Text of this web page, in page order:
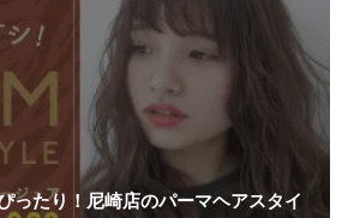
ったり！尼崎店のパーマヘアスタイ